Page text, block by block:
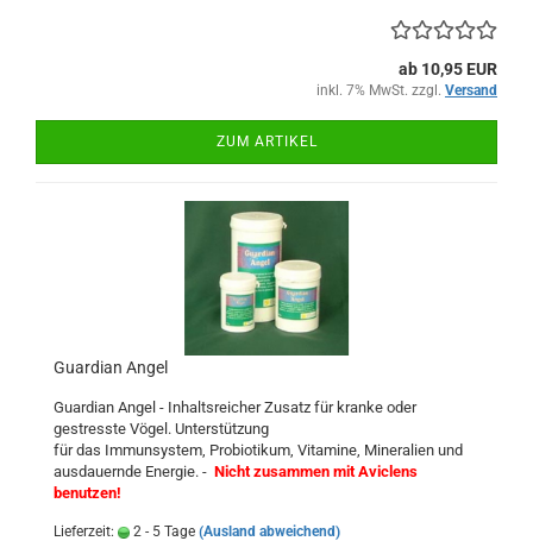
ab 10,95 EUR
inkl. 7% MwSt. zzgl. Versand
ZUM ARTIKEL
Guardian Angel
Guardian Angel - Inhaltsreicher Zusatz für kranke oder
gestresste Vögel. Unterstützung
für das Immunsystem, Probiotikum, Vitamine, Mineralien und
ausdauernde Energie. - Nicht zusammen mit Aviclens
benutzen!
Lieferzeit: 2 - 5 Tage (Ausland abweichend)